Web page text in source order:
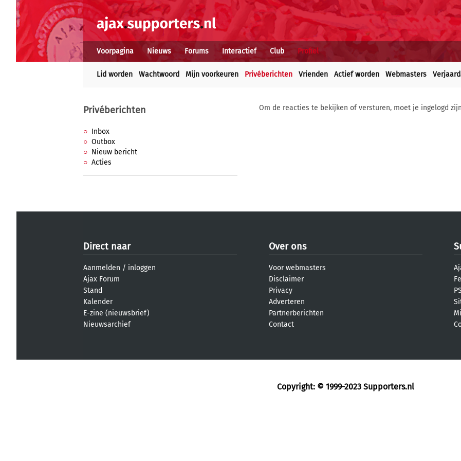
Voorpagina Nieuws Forums Interactief Club Profiel
Lid worden Wachtwoord Mijn voorkeuren Privéberichten Vrienden Actief worden Webmasters
Privéberichten
Inbox
Outbox
Nieuw bericht
Acties
Om de reacties te bekijken of versturen, moet je ingelogd
Direct naar
Aanmelden / inloggen
Ajax Forum
Stand
Kalender
E-zine (nieuwsbrief)
Nieuwsarchief
Over ons
Voor webmasters
Disclaimer
Privacy
Adverteren
Partnerberichten
Contact
Copyright: © 1999-2023 Supporters.nl